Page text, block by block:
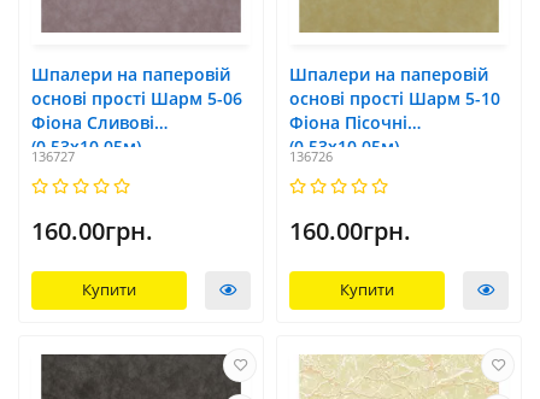
Шпалери на паперовій
основі прості Шарм 5-06
Фіона Сливові
(0,53х10,05м)
136727
160.00грн.
Купити
Шпалери на паперовій
основі прості Шарм 5-10
Фіона Пісочні
(0,53х10,05м)
136726
160.00грн.
Купити